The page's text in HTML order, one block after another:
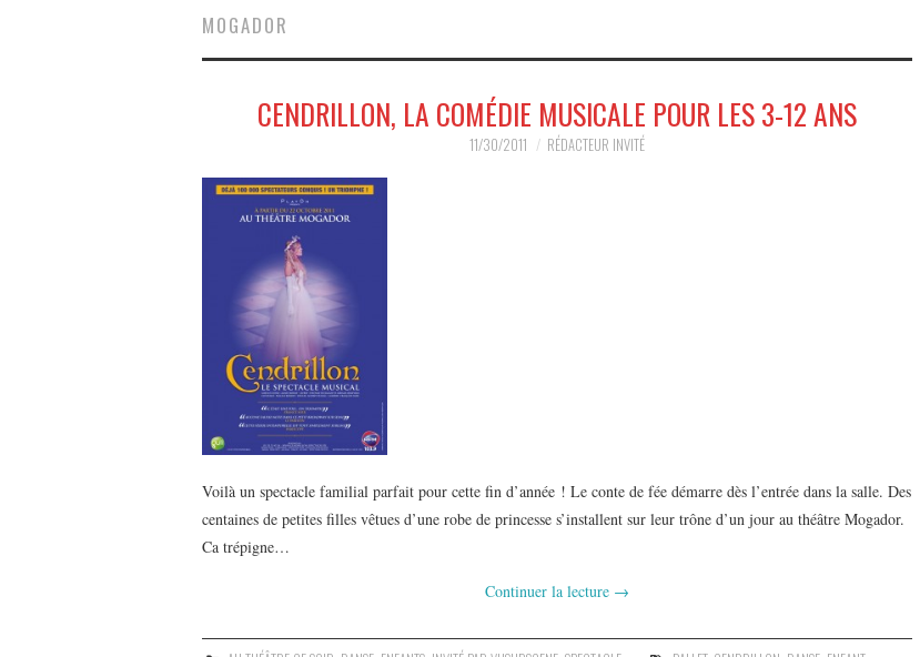
MOGADOR
CENDRILLON, LA COMÉDIE MUSICALE POUR LES 3-12 ANS
11/30/2011 RÉDACTEUR INVITÉ
Voilà un spectacle familial parfait pour cette fin d’année ! Le conte de fée démarre dès l’entrée dans la salle. Des
centaines de petites filles vêtues d’une robe de princesse s’installent sur leur trône d’un jour au théâtre Mogador.
Ca trépigne…
Continuer la lecture →